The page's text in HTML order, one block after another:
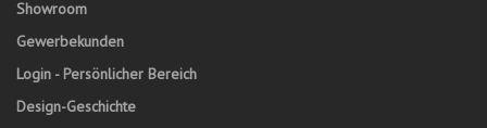
Showroom
Gewerbekunden
Login - Persönlicher Bereich
Design-Geschichte